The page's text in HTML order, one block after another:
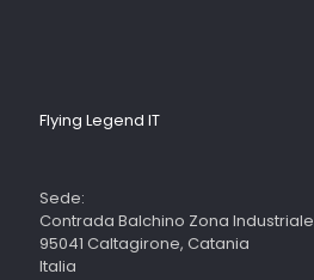
Flying Legend IT
Sede:
Contrada Balchino Zona Industriale
95041 Caltagirone, Catania
Italia